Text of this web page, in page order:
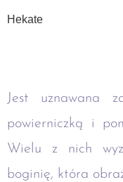
Hekate
Jest uznawana
powierniczką i
Wielu z nich
boginię, która